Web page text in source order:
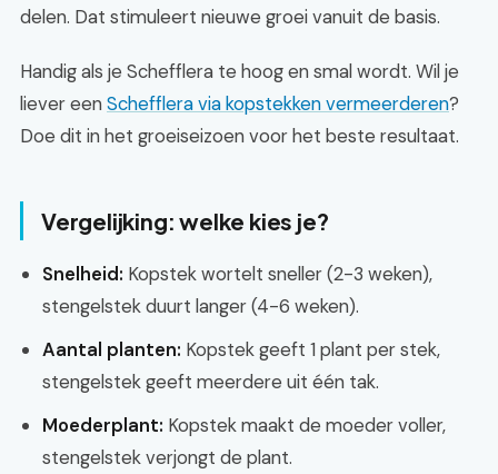
delen. Dat stimuleert nieuwe groei vanuit de basis.
Handig als je Schefflera te hoog en smal wordt. Wil je
liever eenSchefflera via kopstekken vermeerderen?
Doe dit in het groeiseizoen voor het beste resultaat.
Vergelijking: welke kies je?
Snelheid: Kopstek wortelt sneller (2-3 weken),
stengelstek duurt langer (4-6 weken).
Aantal planten: Kopstek geeft 1 plant per stek,
stengelstek geeft meerdere uit één tak.
Moederplant: Kopstek maakt de moeder voller,
stengelstek verjongt de plant.